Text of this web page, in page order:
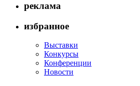
реклама
избранное
Выставки
Конкурсы
Конференции
Новости